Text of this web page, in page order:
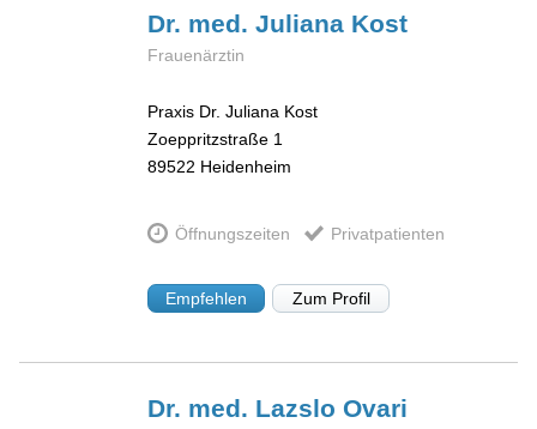
Dr. med. Juliana Kost
Frauenärztin
Praxis Dr. Juliana Kost
Zoeppritzstraße 1
89522 Heidenheim
Öffnungszeiten Privatpatienten
Empfehlen Zum Profil
Dr. med. Lazslo Ovari